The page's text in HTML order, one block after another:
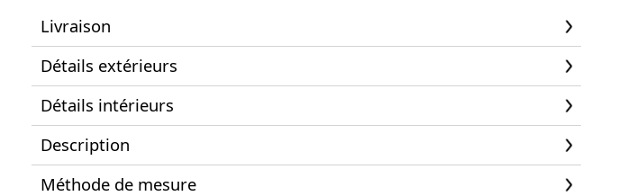
Livraison
Détails extérieurs
Détails intérieurs
Description
Méthode de mesure